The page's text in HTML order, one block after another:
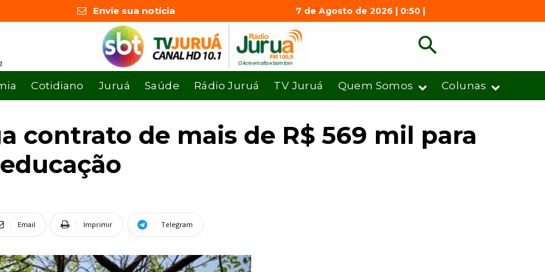
Envie sua notícia 7 de Agosto de 2026 | 0:50 |
Cotidiano Juruá Saúde Rádio Juruá TV Juruá Quem Somos Colunas
contrato de mais de R$ 569 mil para
Email Imprimir Telegram